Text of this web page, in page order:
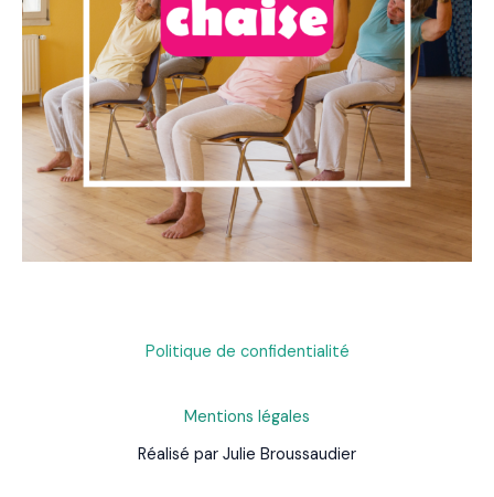
Politique de confidentialité
Mentions légales
Réalisé par Julie Broussaudier